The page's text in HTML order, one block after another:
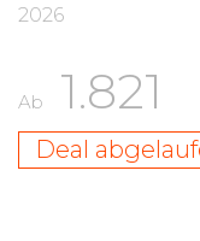
2026
Ab 1.821
Deal